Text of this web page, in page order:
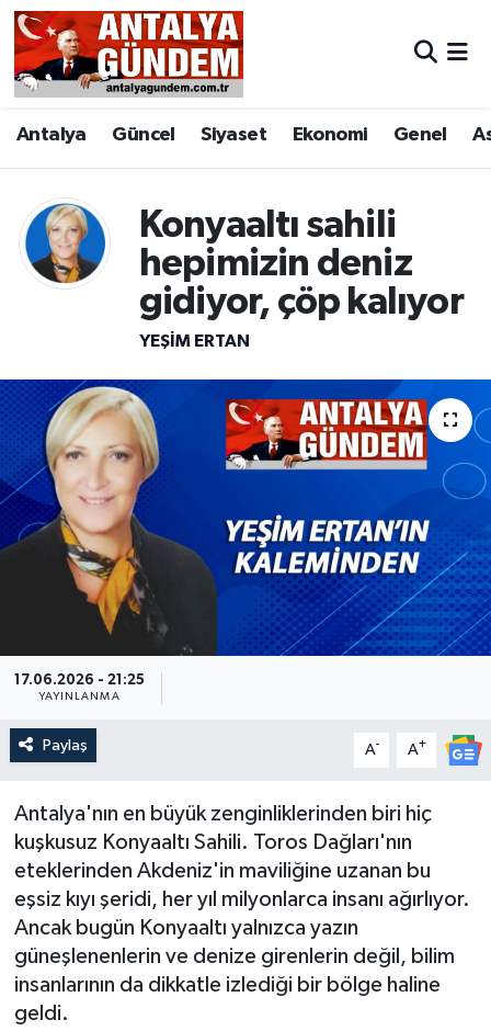
Antalya Güncel Siyaset Ekonomi Genel
Konyaaltı sahili
hepimizin deniz
gidiyor, çöp kalıyor
YEŞIM ERTAN
17.06.2026 - 21:25
YAYINLANMA
Paylaş A- A+
Antalya'nın en büyük zenginliklerinden biri hiç
kuşkusuz Konyaaltı Sahili. Toros Dağları'nın
eteklerinden Akdeniz'in maviliğine uzanan bu
eşsiz kıyı şeridi, her yıl milyonlarca insanı ağırlıyor.
Ancak bugün Konyaaltı yalnızca yazın
güneşlenenlerin ve denize girenlerin değil, bilim
insanlarının da dikkatle izlediği bir bölge haline
geldi.
Antalya
Asayiş
Bilim & Teknoloji
Bölge
Genel
Görüntülü Haber
Güncel
Kültür & Sanat
Resmi İlan
Sağlık & Yaşam
Siyaset
Spor
Antalya Nöbetçi Eczaneler
Antalya Hava Durumu
Antalya Namaz Vakitleri
Antalya Trafik Yoğunluk Haritası
Süper Lig Puan Durumu ve Fikstür
Son Dakika Haberleri
Haber Arşivi